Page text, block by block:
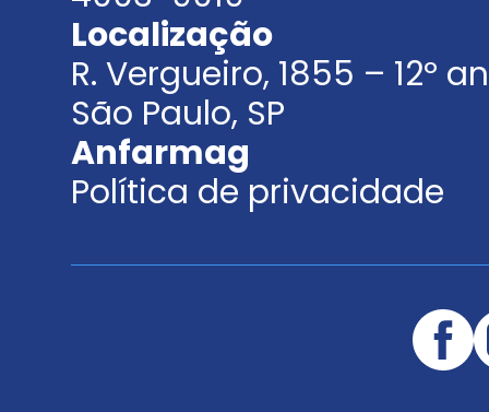
Localização
R. Vergueiro, 1855 – 12º
São Paulo, SP
Anfarmag
Política de privacidade